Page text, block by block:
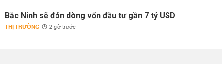
Bắc Ninh sẽ đón dòng vốn đầu tư gần 7 tỷ USD
THỊ TRƯỜNG 2 giờ trước